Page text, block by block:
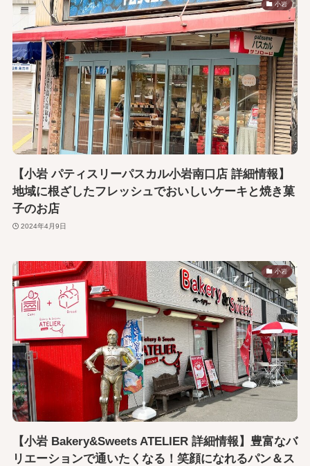
小岩
【小岩 パティスリーパスカル小岩南口店 詳細情報】
地域に根ざしたフレッシュでおいしいケーキと焼き菓
子のお店
2024年4月9日
小岩
【小岩 Bakery&Sweets ATELIER 詳細情報】豊富なバ
リエーションで通いたくなる！笑顔になれるパン＆ス